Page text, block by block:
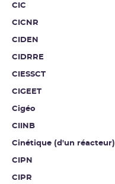
CIC
CICNR
CIDEN
CIDRRE
CIESSCT
CIGEET
Cigéo
CIINB
Cinétique (d'un réacteur)
CIPN
CIPR